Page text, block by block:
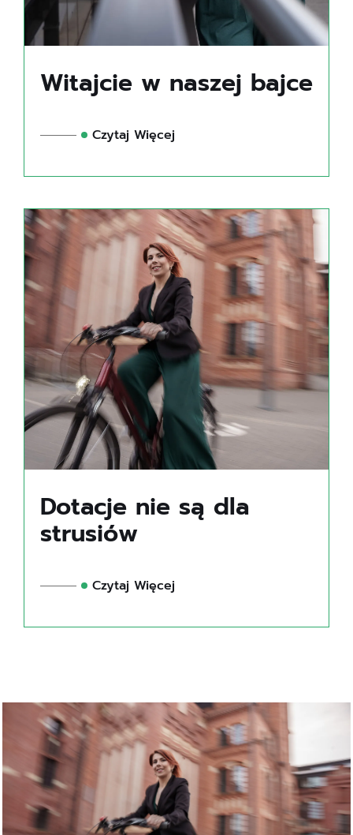
Witajcie w naszej bajce
Czytaj Więcej
Dotacje nie są dla
strusiów
Czytaj Więcej